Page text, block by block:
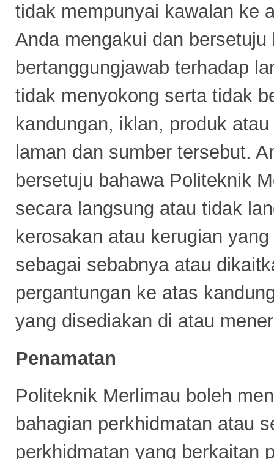
tidak mempunyai kawalan ke
Anda mengakui dan
bertanggungjawab terhadap
tidak menyokong serta tidak
kandungan, iklan, produk
laman dan sumber tersebut.
bersetuju bahawa Politeknik
secara langsung atau tidak
kerosakan atau kerugian
sebagai sebabnya atau
pergantungan ke atas
yang disediakan di atau
Penamatan
Politeknik Merlimau boleh
bahagian perkhidmatan atau
perkhidmatan yang berkaitan